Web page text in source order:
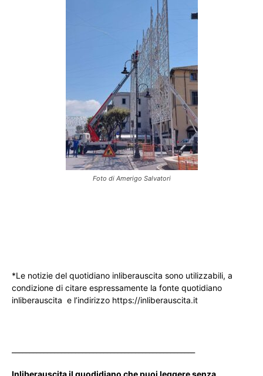
Foto di Amerigo Salvatori
*Le notizie del quotidiano inliberauscita sono utilizzabili, a
condizione di citare espressamente la fonte quotidiano
inliberauscita e l’indirizzo https://inliberauscita.it